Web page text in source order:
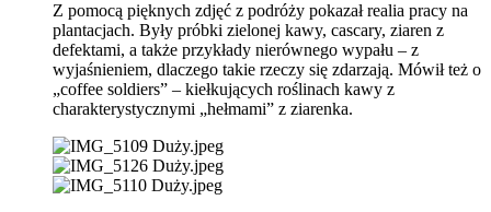
Z pomocą pięknych zdjęć z podróży pokazał realia pracy na
plantacjach. Były próbki zielonej kawy, cascary, ziaren z
defektami, a także przykłady nierównego wypału – z
wyjaśnieniem, dlaczego takie rzeczy się zdarzają. Mówił też o
„coffee soldiers” – kiełkujących roślinach kawy z
charakterystycznymi „hełmami” z ziarenka.